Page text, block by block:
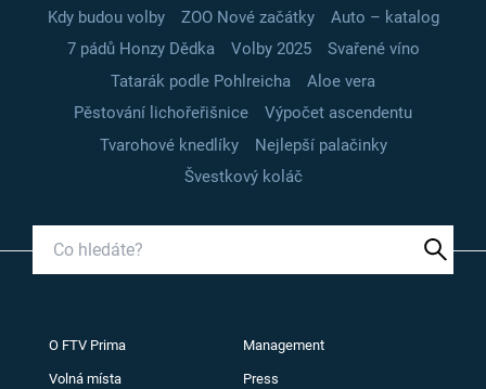
Kdy budou volby
ZOO Nové začátky
Auto – katalog
7 pádů Honzy Dědka
Volby 2025
Svařené víno
Tatarák podle Pohlreicha
Aloe vera
Pěstování lichořeřišnice
Výpočet ascendentu
Tvarohové knedlíky
Nejlepší palačinky
Švestkový koláč
O FTV Prima Management
Volná místa Press